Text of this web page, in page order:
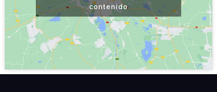
contenido